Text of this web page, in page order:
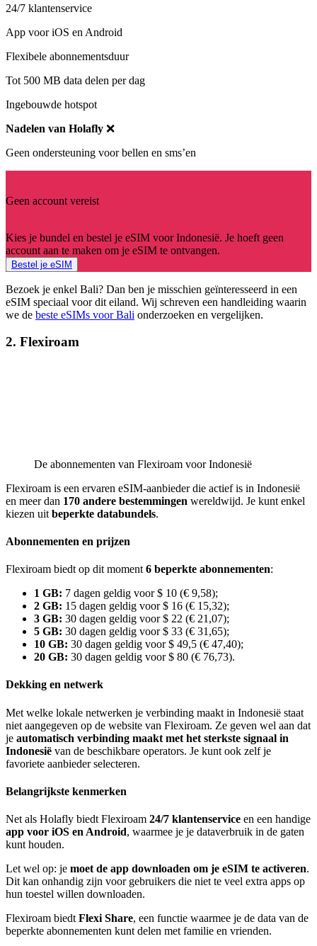
24/7 klantenservice
App voor iOS en Android
Flexibele abonnementsduur
Tot 500 MB data delen per dag
Ingebouwde hotspot
Nadelen van Holafly ❌
Geen ondersteuning voor bellen en sms’en
Geen account vereist
Kies je bundel en bestel je eSIM voor Indonesië. Je hoeft geen
account aan te maken om je eSIM te ontvangen.
Bestel je eSIM
Bezoek je enkel Bali? Dan ben je misschien geïnteresseerd in een
eSIM speciaal voor dit eiland. Wij schreven een handleiding waarin
we de beste eSIMs voor Bali onderzoeken en vergelijken.
2. Flexiroam
De abonnementen van Flexiroam voor Indonesië
Flexiroam is een ervaren eSIM-aanbieder die actief is in Indonesië
en meer dan 170 andere bestemmingen wereldwijd. Je kunt enkel
kiezen uit beperkte databundels.
Abonnementen en prijzen
Flexiroam biedt op dit moment 6 beperkte abonnementen:
1 GB: 7 dagen geldig voor $ 10 (€ 9,58);
2 GB: 15 dagen geldig voor $ 16 (€ 15,32);
3 GB: 30 dagen geldig voor $ 22 (€ 21,07);
5 GB: 30 dagen geldig voor $ 33 (€ 31,65);
10 GB: 30 dagen geldig voor $ 49,5 (€ 47,40);
20 GB: 30 dagen geldig voor $ 80 (€ 76,73).
Dekking en netwerk
Met welke lokale netwerken je verbinding maakt in Indonesië staat
niet aangegeven op de website van Flexiroam. Ze geven wel aan dat
je automatisch verbinding maakt met het sterkste signaal in
Indonesië van de beschikbare operators. Je kunt ook zelf je
favoriete aanbieder selecteren.
Belangrijkste kenmerken
Net als Holafly biedt Flexiroam 24/7 klantenservice en een handige
app voor iOS en Android, waarmee je je dataverbruik in de gaten
kunt houden.
Let wel op: je moet de app downloaden om je eSIM te activeren.
Dit kan onhandig zijn voor gebruikers die niet te veel extra apps op
hun toestel willen downloaden.
Flexiroam biedt Flexi Share, een functie waarmee je de data van de
beperkte abonnementen kunt delen met familie en vrienden.